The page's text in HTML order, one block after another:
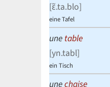
[ɛ̃.ta.blo]
eine Tafel
une table
[yn.tabl]
ein Tisch
unechaise